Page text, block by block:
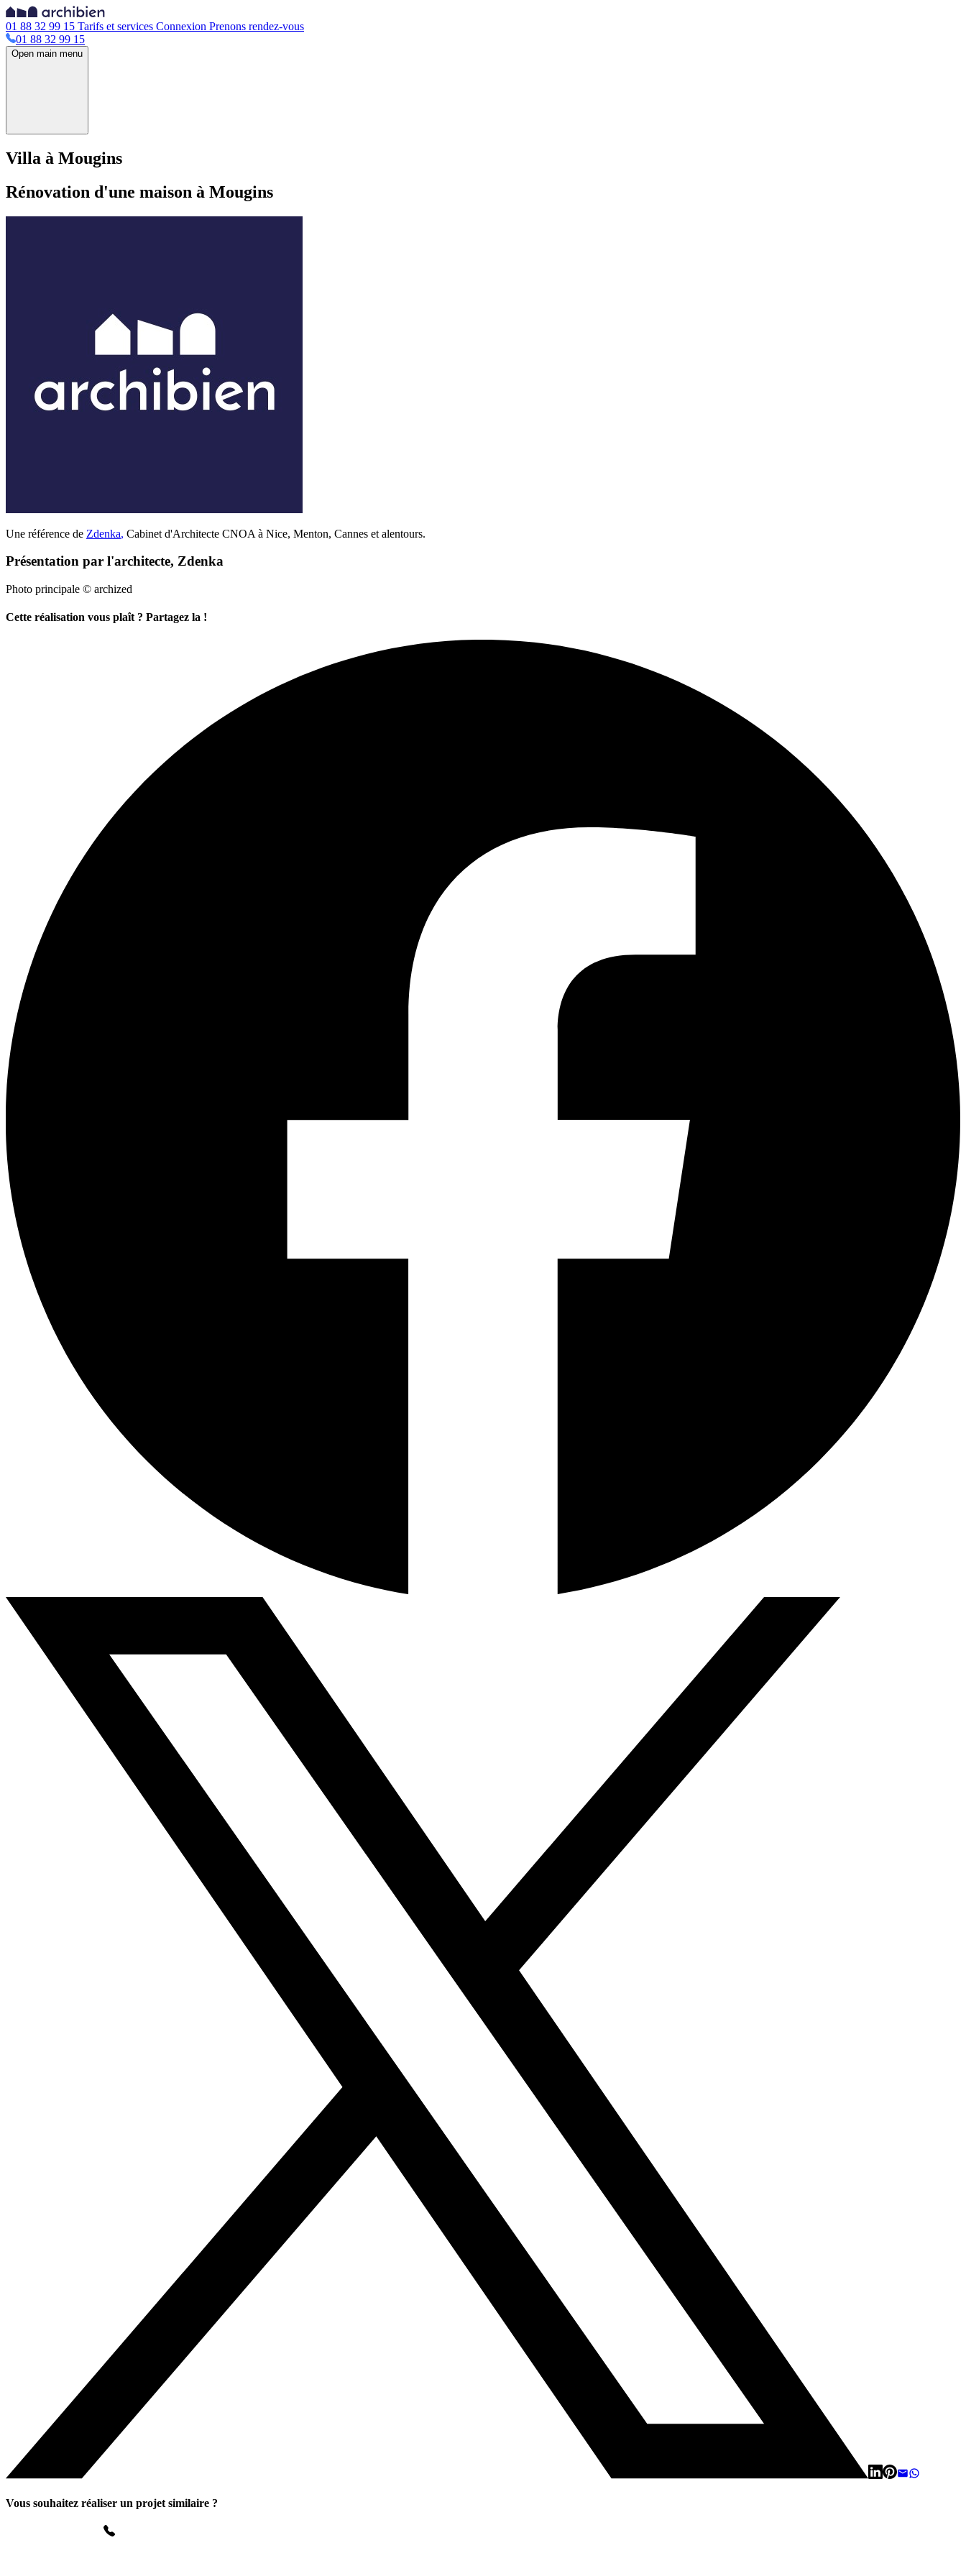
01 88 32 99 15 Tarifs et services Connexion Prenons rendez-vous
01 88 32 99 15
Open main menu
Villa à Mougins
Rénovation d'une maison à Mougins
Une référence de Zdenka, Cabinet d'Architecte CNOA à Nice, Menton, Cannes et alentours.
Présentation par l'architecte, Zdenka
Photo principale © archized
Cette réalisation vous plaît ? Partagez la !
Vous souhaitez réaliser un projet similaire ?